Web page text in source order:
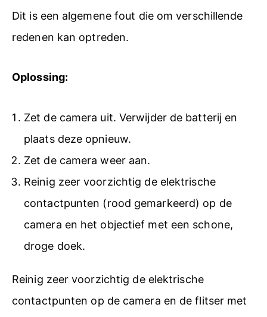
Dit is een algemene fout die om verschillende
redenen kan optreden.
Oplossing:
Zet de camera uit. Verwijder de batterij en
plaats deze opnieuw.
Zet de camera weer aan.
Reinig zeer voorzichtig de elektrische
contactpunten (rood gemarkeerd) op de
camera en het objectief met een schone,
droge doek.
Reinig zeer voorzichtig de elektrische
contactpunten op de camera en de flitser met